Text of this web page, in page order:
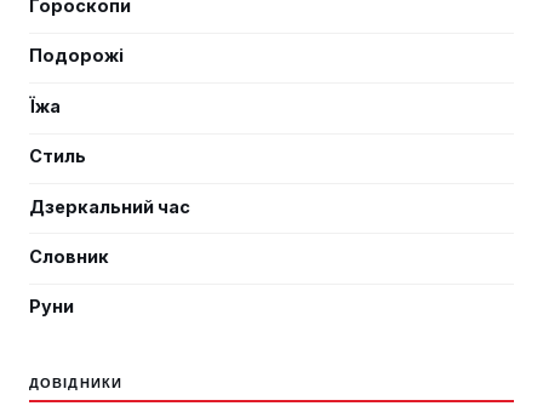
Гороскопи
Подорожі
Їжа
Стиль
Дзеркальний час
Словник
Руни
ДОВІДНИКИ